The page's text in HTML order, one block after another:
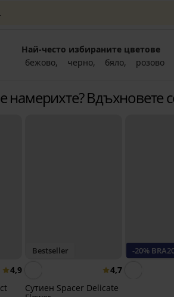
Най-често избираните цветове
бежово
черно бяло розово
Вдъхновете
4,9
Bestseller
4,7
Сутиен Spacer Delicate
-20%